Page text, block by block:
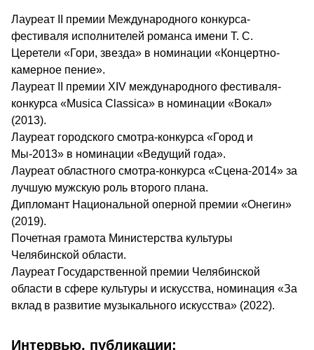
Лауреат II премии Международного конкурса-
фестиваля исполнителей романса имени Т. С.
Церетели «Гори, звезда» в номинации «Концертно-
камерное пение».
Лауреат II премии XIV международного фестиваля-
конкурса «Musica Classica» в номинации «Вокал»
(2013).
Лауреат городского смотра-конкурса «Город и
Мы-2013» в номинации «Ведущий года».
Лауреат областного смотра-конкурса «Сцена-2014» за
лучшую мужскую роль второго плана.
Дипломант Национальной оперной премии «Онегин»
(2019).
Почетная грамота Министерства культуры
Челябинской области.
Лауреат Государственной премии Челябинской
области в сфере культуры и искусства, номинация «За
вклад в развитие музыкального искусства» (2022).
Интервью, публикации: